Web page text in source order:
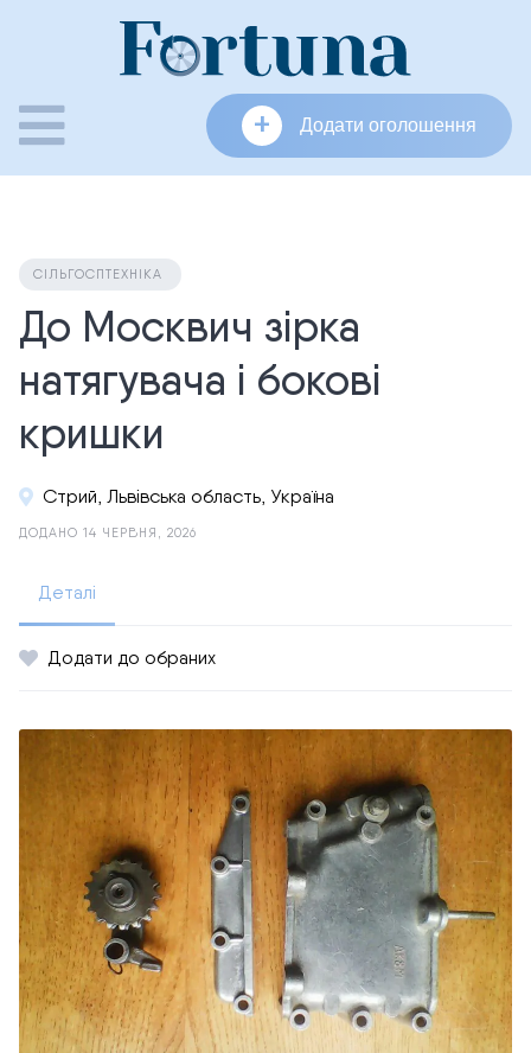
+ Додати оголошення
СІЛЬГОСПТЕХНІКА
До Москвич зірка
натягувача і бокові
кришки
Стрий, Львівська область, Україна
ДОДАНО 14 ЧЕРВНЯ, 2026
Деталі
Додати до обраних